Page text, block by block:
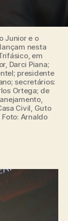
Junior e o
nesta
em
Darci Piana;
presidente
secretários:
Ortega; de
Civil, Guto
Arnaldo